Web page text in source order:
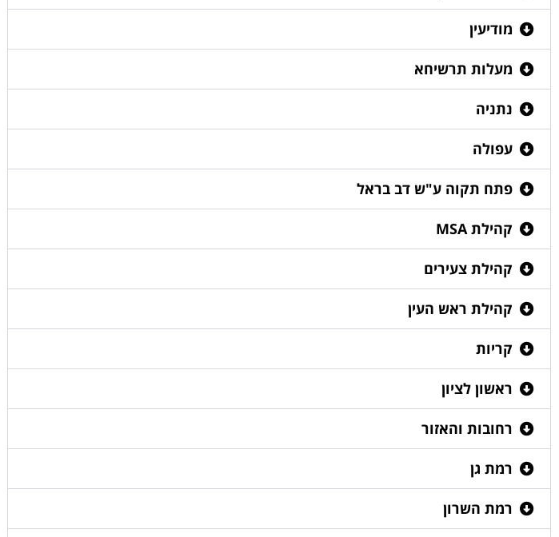
מודיעין
מעלות תרשיחא
נתניה
עפולה
פתח תקוה ע"ש דב בראל
קהילת MSA
קהילת צעירים
קהילת ראש העין
קריות
ראשון לציון
רחובות והאזור
רמת גן
רמת השרון